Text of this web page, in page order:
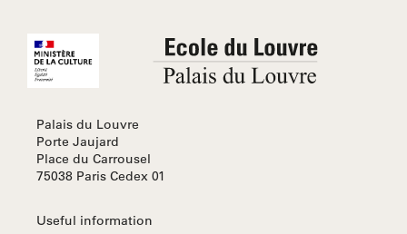
Palais du Louvre
Porte Jaujard
Place du Carrousel
75038 Paris Cedex 01
Useful information